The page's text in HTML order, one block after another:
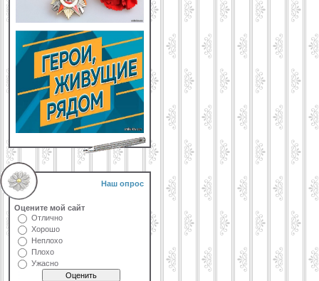
Наш опрос
Оцените мой сайт
Отлично
Хорошо
Неплохо
Плохо
Ужасно